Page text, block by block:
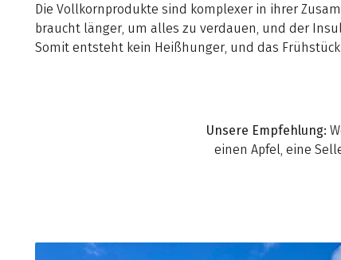
Die Vollkornprodukte sind komplexer in ihrer
braucht länger, um alles zu verdauen, und der
Somit entsteht kein Heißhunger, und das
Unsere Empfehlung:
einen Apfel, eine